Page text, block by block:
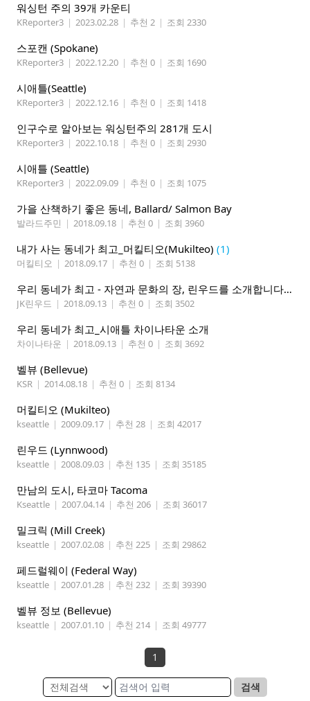
워싱턴 주의 39개 카운티
KReporter3 | 2023.02.28 | 추천 2 | 조회 2330
스포캔 (Spokane)
KReporter3 | 2022.12.20 | 추천 0 | 조회 1690
시애틀(Seattle)
KReporter3 | 2022.12.16 | 추천 0 | 조회 1418
인구수로 알아보는 워싱턴주의 281개 도시
KReporter3 | 2022.10.18 | 추천 0 | 조회 2930
시애틀 (Seattle)
KReporter3 | 2022.09.09 | 추천 0 | 조회 1075
가을 산책하기 좋은 동네, Ballard/ Salmon Bay
발라드주민 | 2018.09.18 | 추천 0 | 조회 3960
내가 사는 동네가 최고_머킬티오(Mukilteo) (1)
머킬티오 | 2018.09.17 | 추천 0 | 조회 5138
우리 동네가 최고 - 자연과 문화의 장, 린우드를 소개합니다(2)
JK린우드 | 2018.09.13 | 추천 0 | 조회 3502
우리 동네가 최고_시애틀 차이나타운 소개
차이나타운 | 2018.09.13 | 추천 0 | 조회 3692
벨뷰 (Bellevue)
KSR | 2014.08.18 | 추천 0 | 조회 8134
머킬티오 (Mukilteo)
kseattle | 2009.09.17 | 추천 28 | 조회 42017
린우드 (Lynnwood)
kseattle | 2008.09.03 | 추천 135 | 조회 35185
만남의 도시, 타코마 Tacoma
Kseattle | 2007.04.14 | 추천 206 | 조회 36017
밀크릭 (Mill Creek)
kseattle | 2007.02.08 | 추천 225 | 조회 29862
페드럴웨이 (Federal Way)
kseattle | 2007.01.28 | 추천 232 | 조회 39390
벨뷰 정보 (Bellevue)
kseattle | 2007.01.10 | 추천 214 | 조회 49777
1
검색